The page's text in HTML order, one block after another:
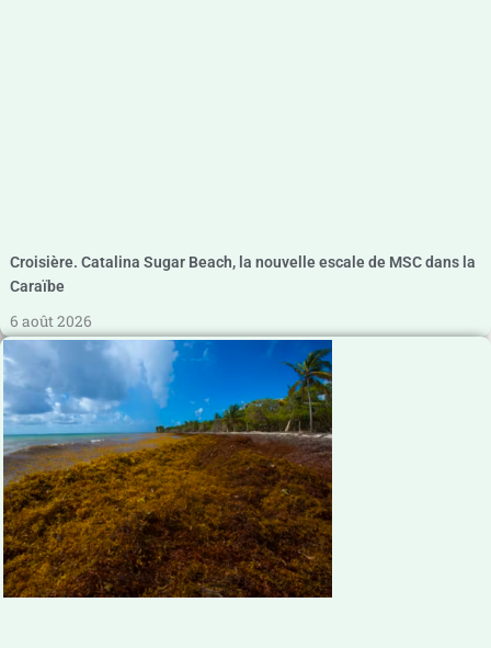
Croisière. Catalina Sugar Beach, la nouvelle escale de MSC dans la
Caraïbe
6 août 2026